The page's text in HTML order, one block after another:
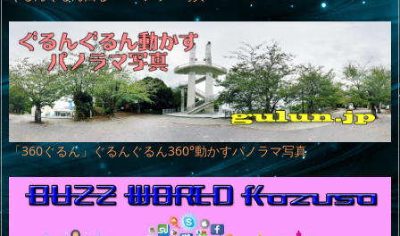
「360ぐるん」ぐるんぐるん360°動かすパノラマ写真